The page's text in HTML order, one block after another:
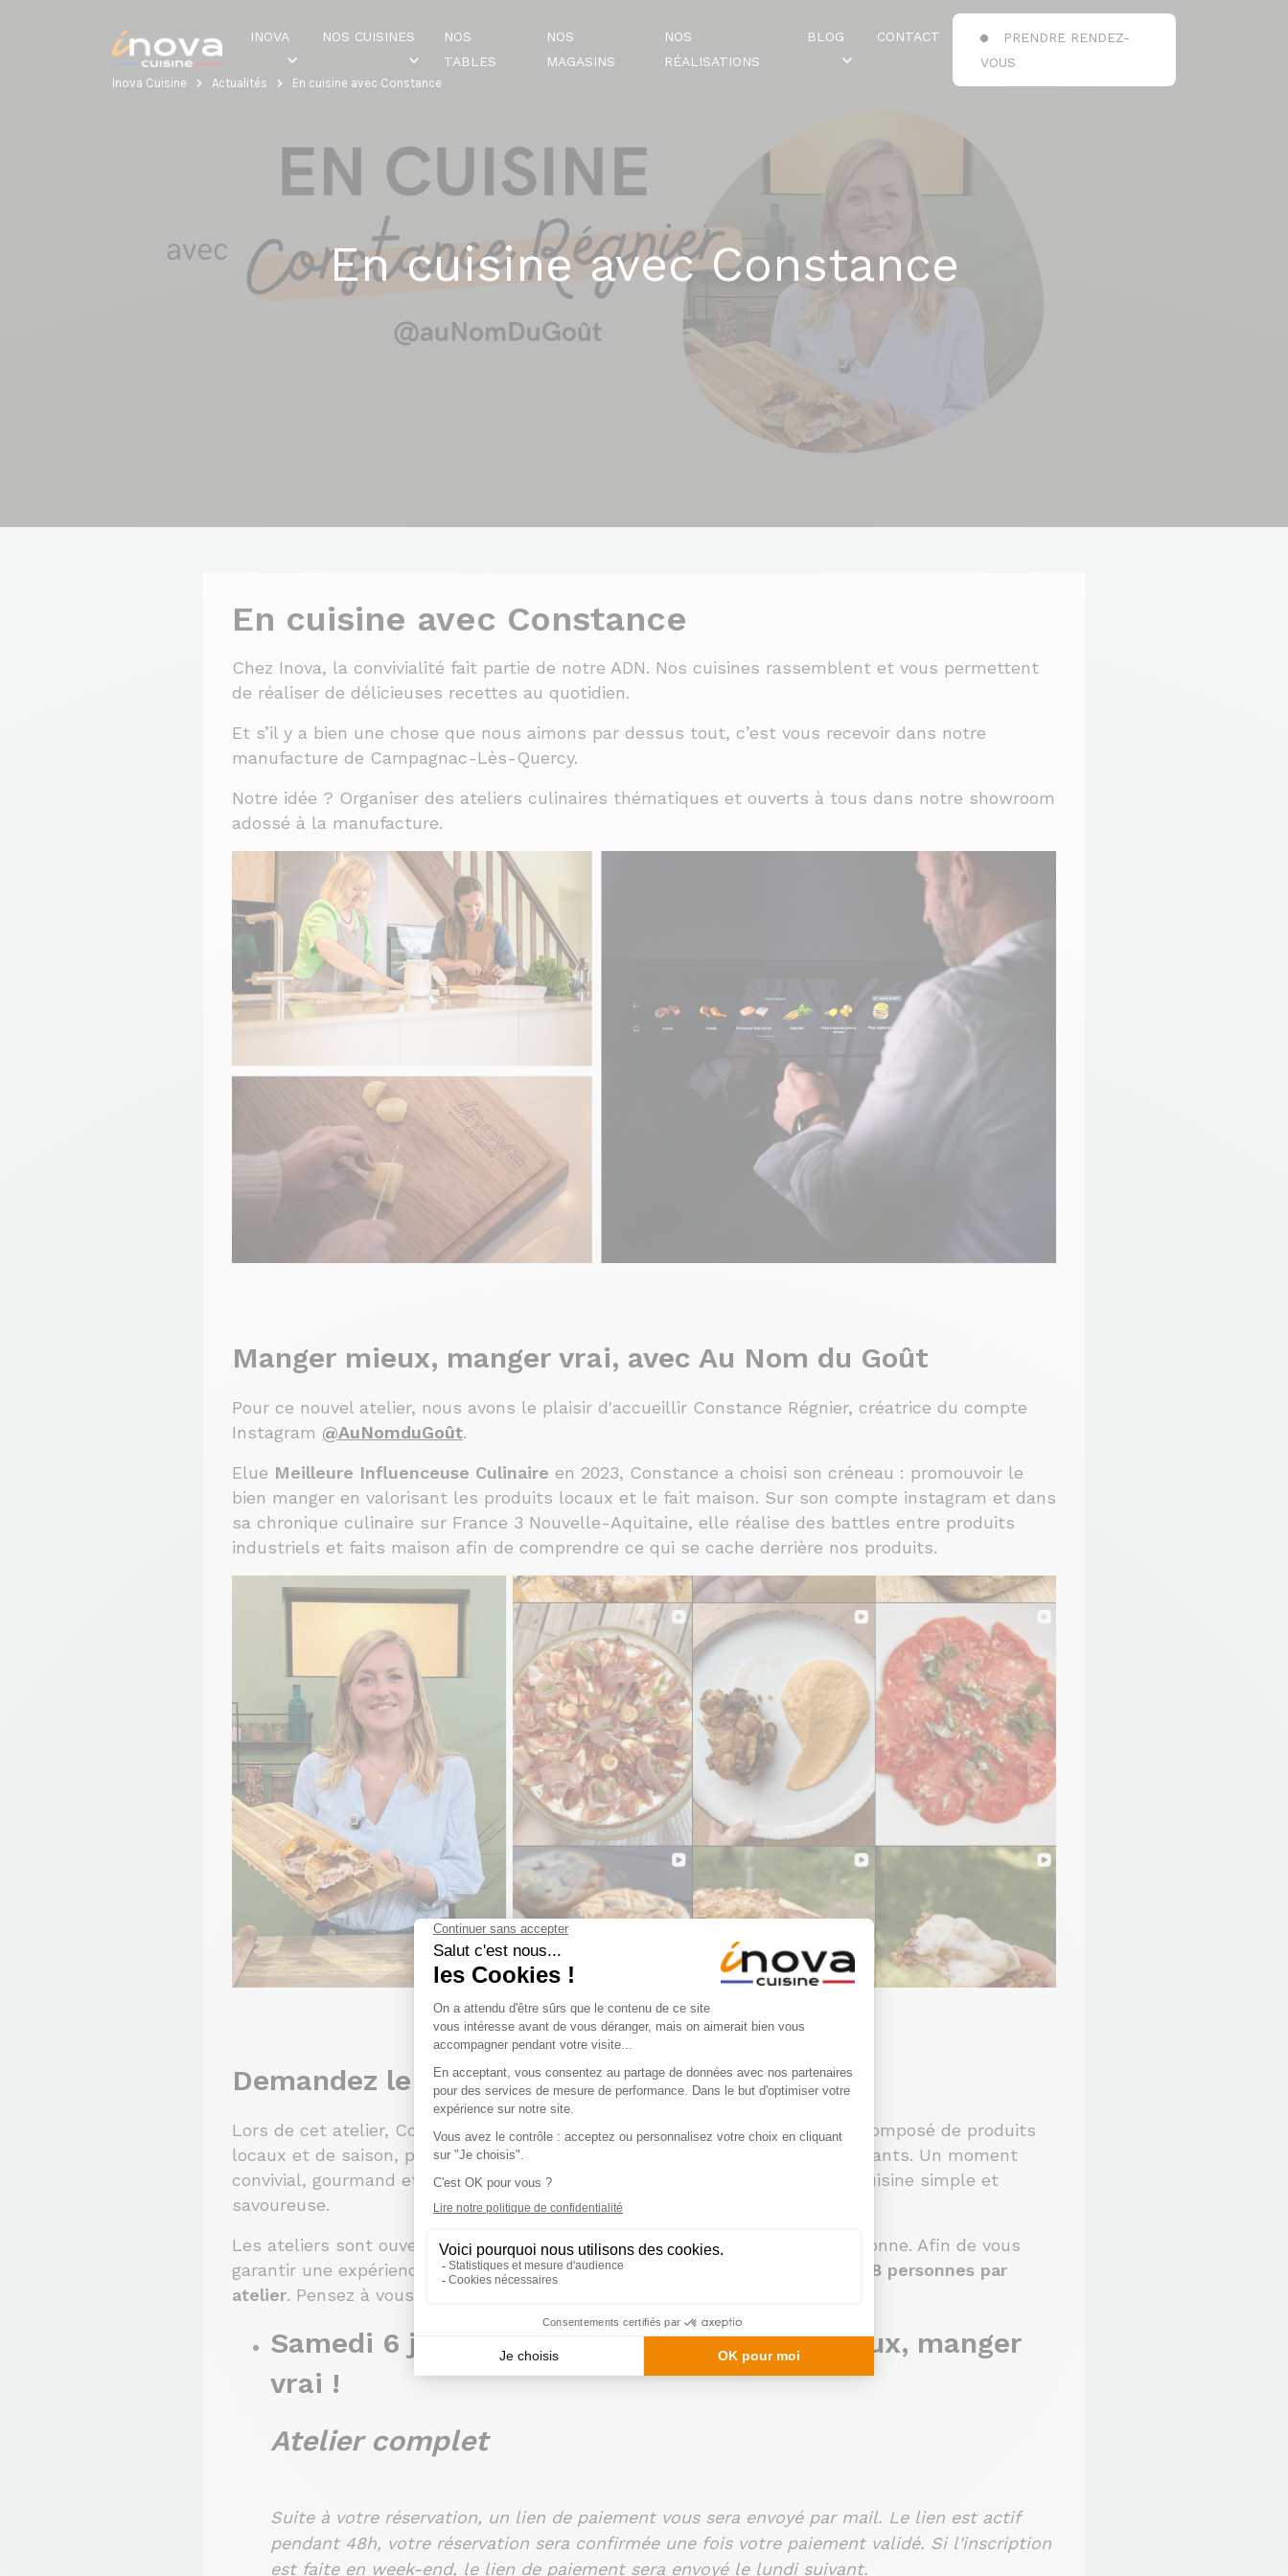
INOVA NOS CUISINES
NOS
TABLES
NOS
MAGASINS
NOS
RÉALISATIONS
BLOG CONTACT
PRENDRE RENDEZ-
VOUS
Inova Cuisine Actualités En cuisine avec Constance
En cuisine avec Constance
En cuisine avec Constance
Chez Inova, la convivialité fait partie de notre ADN. Nos cuisines rassemblent et vous permettent
de réaliser de délicieuses recettes au quotidien.
Et s’il y a bien une chose que nous aimons par dessus tout, c’est vous recevoir dans notre
manufacture de Campagnac-Lès-Quercy.
Notre idée ? Organiser des ateliers culinaires thématiques et ouverts à tous dans notre showroom
adossé à la manufacture.
Manger mieux, manger vrai, avec Au Nom du Goût
Pour ce nouvel atelier, nous avons le plaisir d'accueillir Constance Régnier, créatrice du compte
Instagram @AuNomduGoût.
Elue Meilleure Influenceuse Culinaire en 2023, Constance a choisi son créneau : promouvoir le
bien manger en valorisant les produits locaux et le fait maison. Sur son compte instagram et dans
sa chronique culinaire sur France 3 Nouvelle-Aquitaine, elle réalise des battles entre produits
industriels et faits maison afin de comprendre ce qui se cache derrière nos produits.
Demandez le programme
Lors de cet atelier, Constance vous propose de cuisiner un menu complet, composé de produits
locaux et de saison, puis de le déguster sur place en compagnie des participants. Un moment
convivial, gourmand et inspirant, pensé pour donner envie de revenir à une cuisine simple et
savoureuse.
Les ateliers sont ouverts à tous et sur inscription uniquement, 35€ par personne. Afin de vous
garantir une expérience optimale, nous limitons le nombre de participants à
8 personnes par
atelier. Pensez à vous inscrire !
Samedi 6 juin de 10h30 à 14h : Manger mieux, manger
vrai !
Atelier complet
Suite à votre réservation, un lien de paiement vous sera envoyé par mail. Le lien est actif
pendant 48h, votre réservation sera confirmée une fois votre paiement validé. Si l'inscription
est faite en week-end, le lien de paiement sera envoyé le lundi suivant.